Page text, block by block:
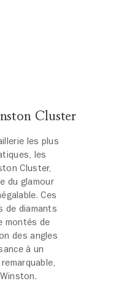
Cluster
les plus
les
Cluster,
du glamour
Ces
de diamants
montés de
des angles
à un